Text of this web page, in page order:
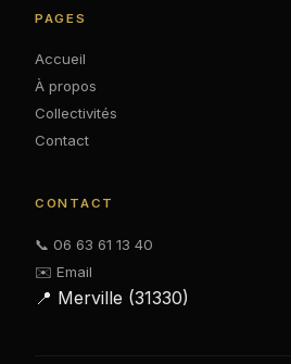
PAGES
Accueil
À propos
Collectivités
Contact
CONTACT
📞 06 63 61 13 40
✉️ Email
📍 Merville (31330)